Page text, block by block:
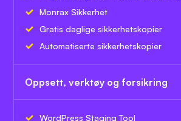
Monrax Sikkerhet
Gratis daglige sikkerhetskopier
Automatiserte sikkerhetskopier
Oppsett, verktøy og forsikring
WordPress Staging Tool